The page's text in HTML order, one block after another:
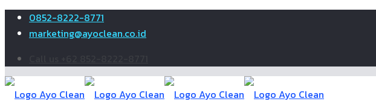
0852-8222-8771
marketing@ayoclean.co.id